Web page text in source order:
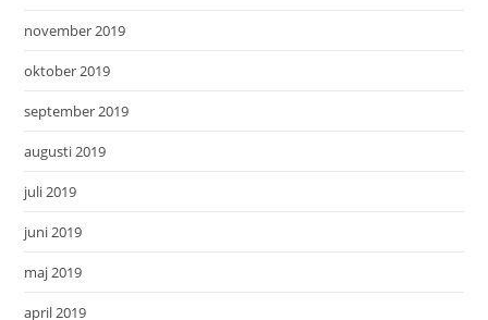
november 2019
oktober 2019
september 2019
augusti 2019
juli 2019
juni 2019
maj 2019
april 2019